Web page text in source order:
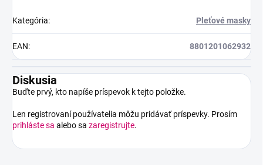
Kategória: Pleťové masky
EAN: 8801201062932
Diskusia
Buďte prvý, kto napíše príspevok k tejto položke.
Len registrovaní používatelia môžu pridávať príspevky. Prosím
prihláste sa alebo sa zaregistrujte.